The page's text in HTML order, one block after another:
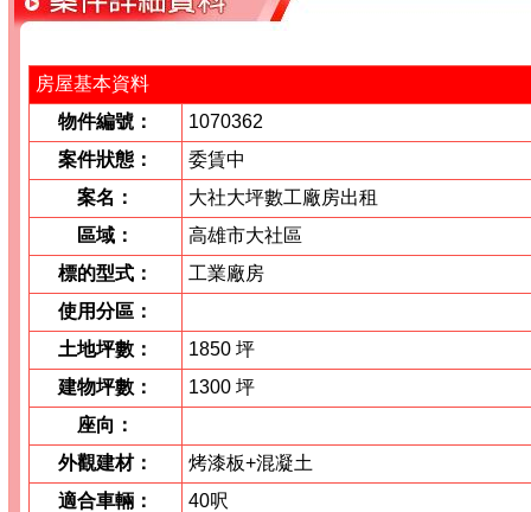
房屋基本資料
物件編號：
1070362
案件狀態：
委賃中
案名：
大社大坪數工廠房出租
區域：
高雄市大社區
標的型式：
工業廠房
使用分區：
土地坪數：
1850 坪
建物坪數：
1300 坪
座向：
外觀建材：
烤漆板+混凝土
適合車輛：
40呎